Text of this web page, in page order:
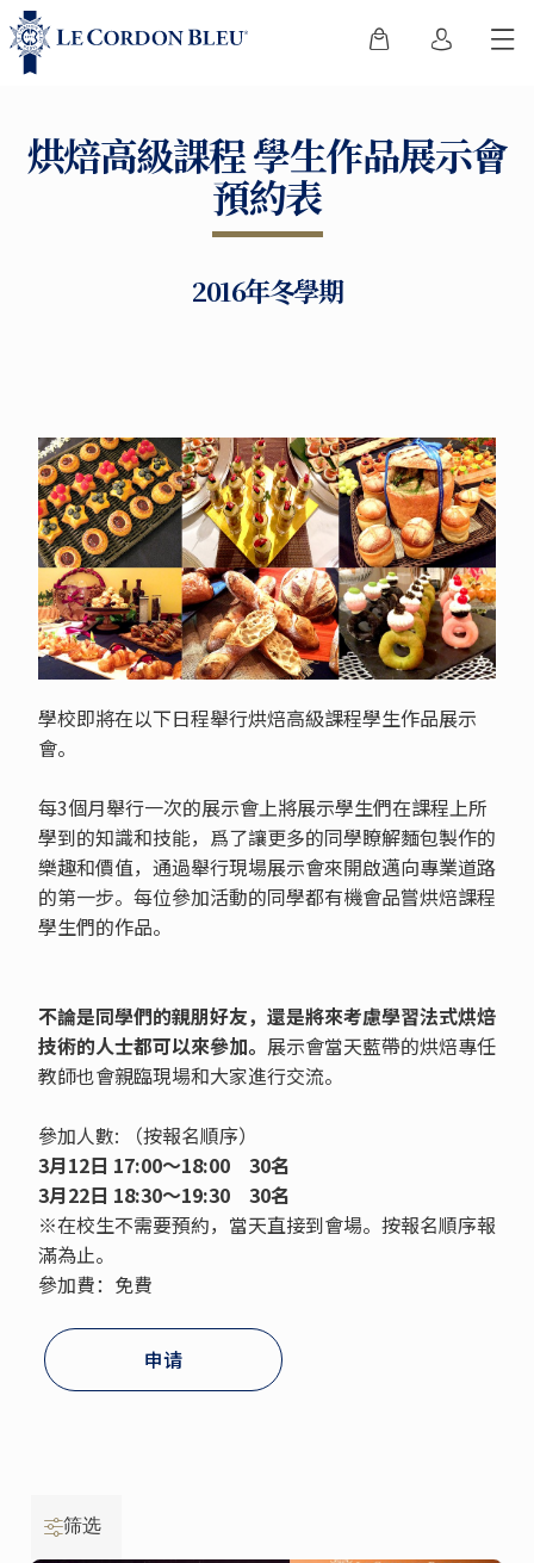
烘焙高級課程 學生作品展示會
預約表
2016年冬學期
學校即將在以下日程舉行烘焙高級課程學生作品展示
會。
每3個月舉行一次的展示會上將展示學生們在課程上所
學到的知識和技能，爲了讓更多的同學瞭解麵包製作的
樂趣和價值，通過舉行現場展示會來開啟邁向專業道路
的第一步。每位參加活動的同學都有機會品嘗烘焙課程
學生們的作品。
不論是同學們的親朋好友，還是將來考慮學習法式烘焙
技術的人士都可以來參加。 展示會當天藍帶的烘焙專任
教師也會親臨現場和大家進行交流。
參加人數: （按報名順序）
3月12日 17:00～18:00 30名
3月22日 18:30～19:30 30名
※在校生不需要預約，當天直接到會場。按報名順序報
滿為止。
參加費：免費
申请
筛选